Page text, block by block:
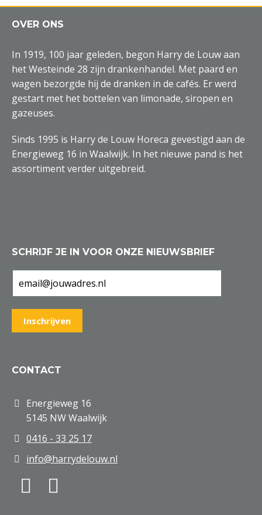
OVER ONS
In 1919, 100 jaar geleden, begon Harry de Louw aan
het Westeinde 28 zijn drankenhandel. Met paard en
wagen bezorgde hij de dranken in de cafés. Er werd
gestart met het bottelen van limonade, siropen en
gazeuses.
Sinds 1995 is Harry de Louw Horeca gevestigd aan de
Energieweg 16 in Waalwijk. In het nieuwe pand is het
assortiment verder uitgebreid.
SCHRIJF JE IN VOOR ONZE NIEUWSBRIEF
CONTACT
Energieweg 16
5145 NW Waalwijk
0416 - 33 25 17
info@harrydelouw.nl